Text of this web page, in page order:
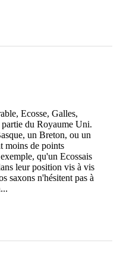
Ecosse, Galles,
du Royaume Uni.
un Breton, ou un
de points
qu'un Ecossais
leur position vis à vis
saxons n'hésitent pas à